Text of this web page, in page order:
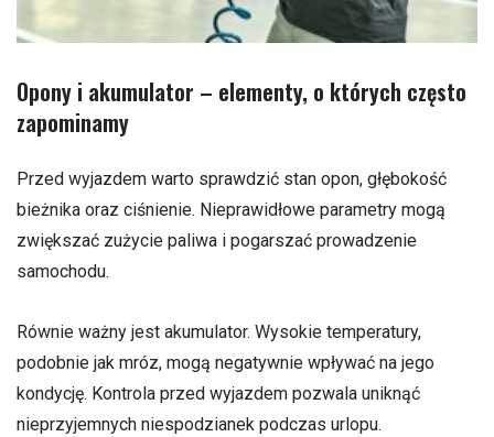
Opony i akumulator – elementy, o których często
zapominamy
Przed wyjazdem warto sprawdzić stan opon, głębokość
bieżnika oraz ciśnienie. Nieprawidłowe parametry mogą
zwiększać zużycie paliwa i pogarszać prowadzenie
samochodu.
Równie ważny jest akumulator. Wysokie temperatury,
podobnie jak mróz, mogą negatywnie wpływać na jego
kondycję. Kontrola przed wyjazdem pozwala uniknąć
nieprzyjemnych niespodzianek podczas urlopu.